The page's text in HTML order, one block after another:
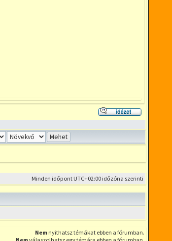
Hozzászólás
az
idézésével
Minden időpont UTC+02:00 időzóna szerinti
Nem nyithatsz témákat ebben a fórumban.